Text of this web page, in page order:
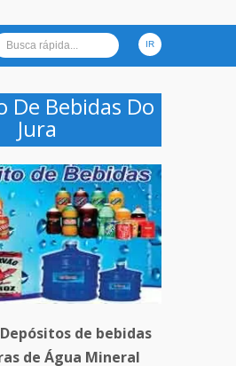
De Bebidas Do
Jura
de bebidas
de Água Mineral